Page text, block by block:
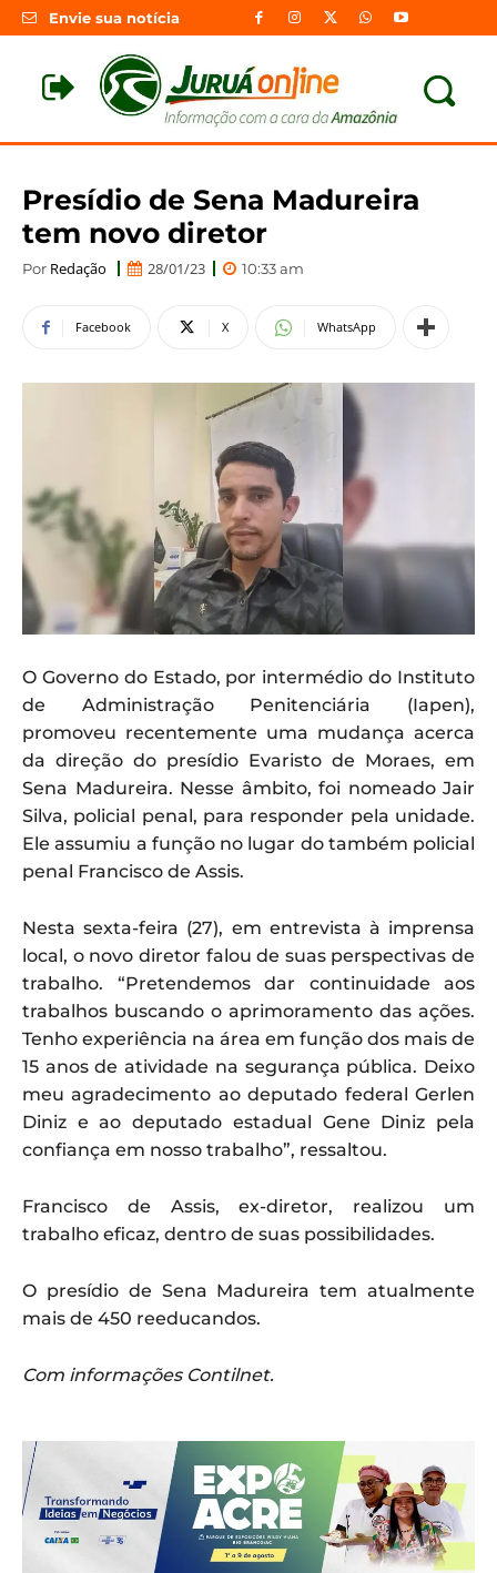
Envie sua notícia
Presídio de Sena Madureira
tem novo diretor
Por Redação 28/01/23 10:33 am
Facebook X WhatsApp
O Governo do Estado, por intermédio do Instituto
de Administração Penitenciária (Iapen),
promoveu recentemente uma mudança acerca
da direção do presídio Evaristo de Moraes, em
Sena Madureira. Nesse âmbito, foi nomeado Jair
Silva, policial penal, para responder pela unidade.
Ele assumiu a função no lugar do também policial
penal Francisco de Assis.
Nesta sexta-feira (27), em entrevista à imprensa
local, o novo diretor falou de suas perspectivas de
trabalho. “Pretendemos dar continuidade aos
trabalhos buscando o aprimoramento das ações.
Tenho experiência na área em função dos mais de
15 anos de atividade na segurança pública. Deixo
meu agradecimento ao deputado federal Gerlen
Diniz e ao deputado estadual Gene Diniz pela
confiança em nosso trabalho”, ressaltou.
Francisco de Assis, ex-diretor, realizou um
trabalho eficaz, dentro de suas possibilidades.
O presídio de Sena Madureira tem atualmente
mais de 450 reeducandos.
Com informações Contilnet.